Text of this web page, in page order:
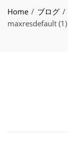
Home ブログ
maxresdefault (1)